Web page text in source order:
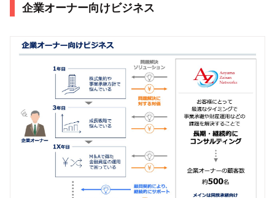
企業オーナー向けビジネス